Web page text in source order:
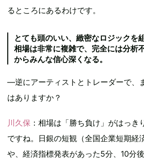
るところにあるわけです。
とても頭のいい、緻密なロジックを
相場は非常に複雑で、完全には分析
からみんな信心深くなる。
―逆にアーティストとトレーダーで、
はありますか？
川久保 ：相場は「勝ち負け」がはっき
ですね。日銀の短観（全国企業短期経
や、経済指標発表があった5分、10分